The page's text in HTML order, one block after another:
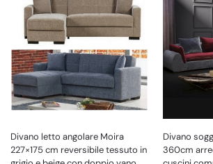
Divano letto angolare Moira
227×175 cm reversibile tessuto in
Divano
360cm